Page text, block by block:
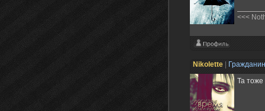
<<<
Nikolette
Та тоже